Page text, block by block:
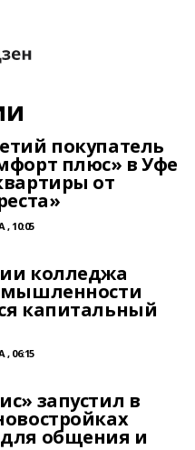
покупатель
плюс» в Уфе
от
, 10:05
колледжа
капитальный
, 06:15
запустил в
общения и